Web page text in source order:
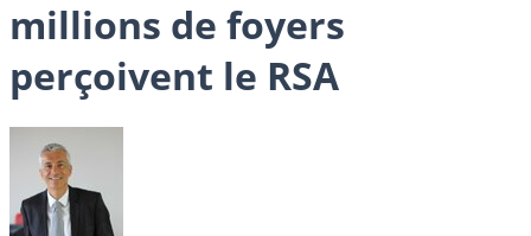
millions de foyers
perçoivent le RSA